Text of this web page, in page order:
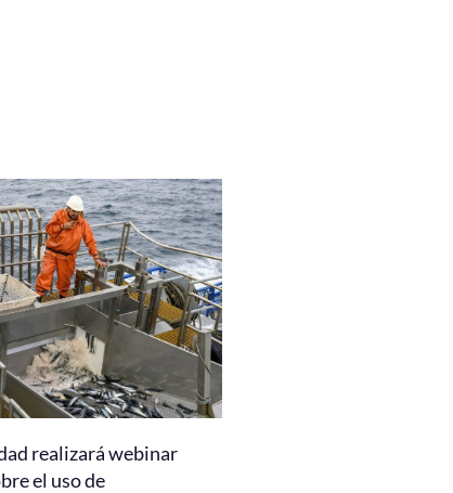
realizará webinar
el uso de